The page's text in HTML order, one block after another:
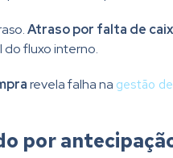
Atraso por falta de
fluxo interno.
revela falha na gestão
por